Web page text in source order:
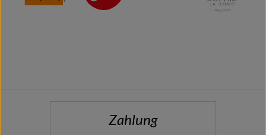
Zahlung